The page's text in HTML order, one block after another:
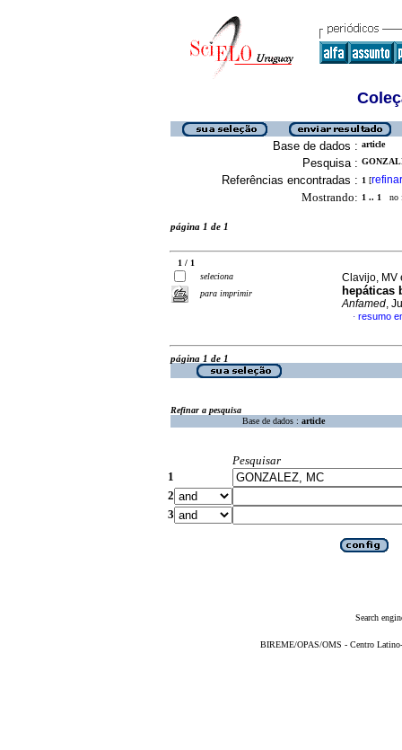
Base de dados : article
Pesquisa :
Referências encontradas : 1 [refinar
Mostrando: 1 .. 1 no
página 1 de 1
1 / 1
seleciona
para imprimir
Clavijo, MV
hepáticas
Anfamed,
· resumo
página 1 de 1
Refinar a pesquisa
Base de dados : article
Pesquisar
1
2
3
Search
BIREME/OPAS/OMS - Centro Latino-